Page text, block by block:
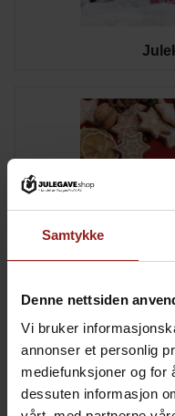
Samtykke
Denne nettsiden
Vi bruker
annonser et personlig
mediefunksjoner og for
dessuten informasjon